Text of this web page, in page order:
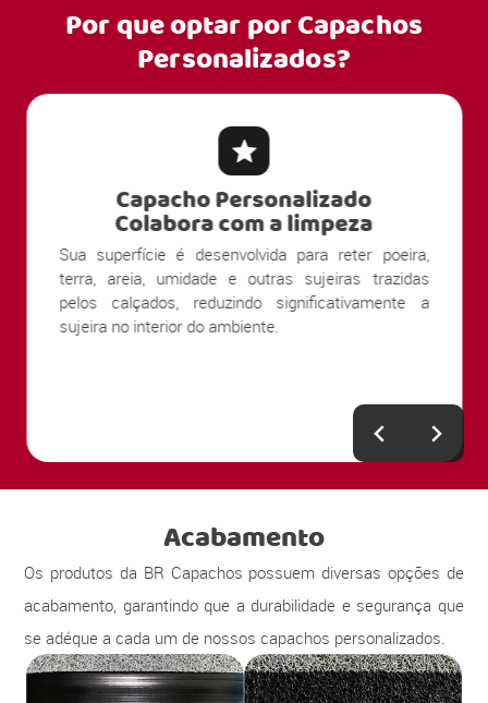
Por que optar porCapachos
Personalizados?
Capacho Personalizado
Colabora com a limpeza
Sua superfície é desenvolvida para reter poeira,
terra, areia, umidade e outras sujeiras trazidas
pelos calçados, reduzindo significativamente a
sujeira no interior do ambiente.
Acabamento
Os produtos da BR Capachos possuem diversas opções de
acabamento, garantindo que a durabilidade e segurança que
se adéque a cada um de nossos capachos personalizados.